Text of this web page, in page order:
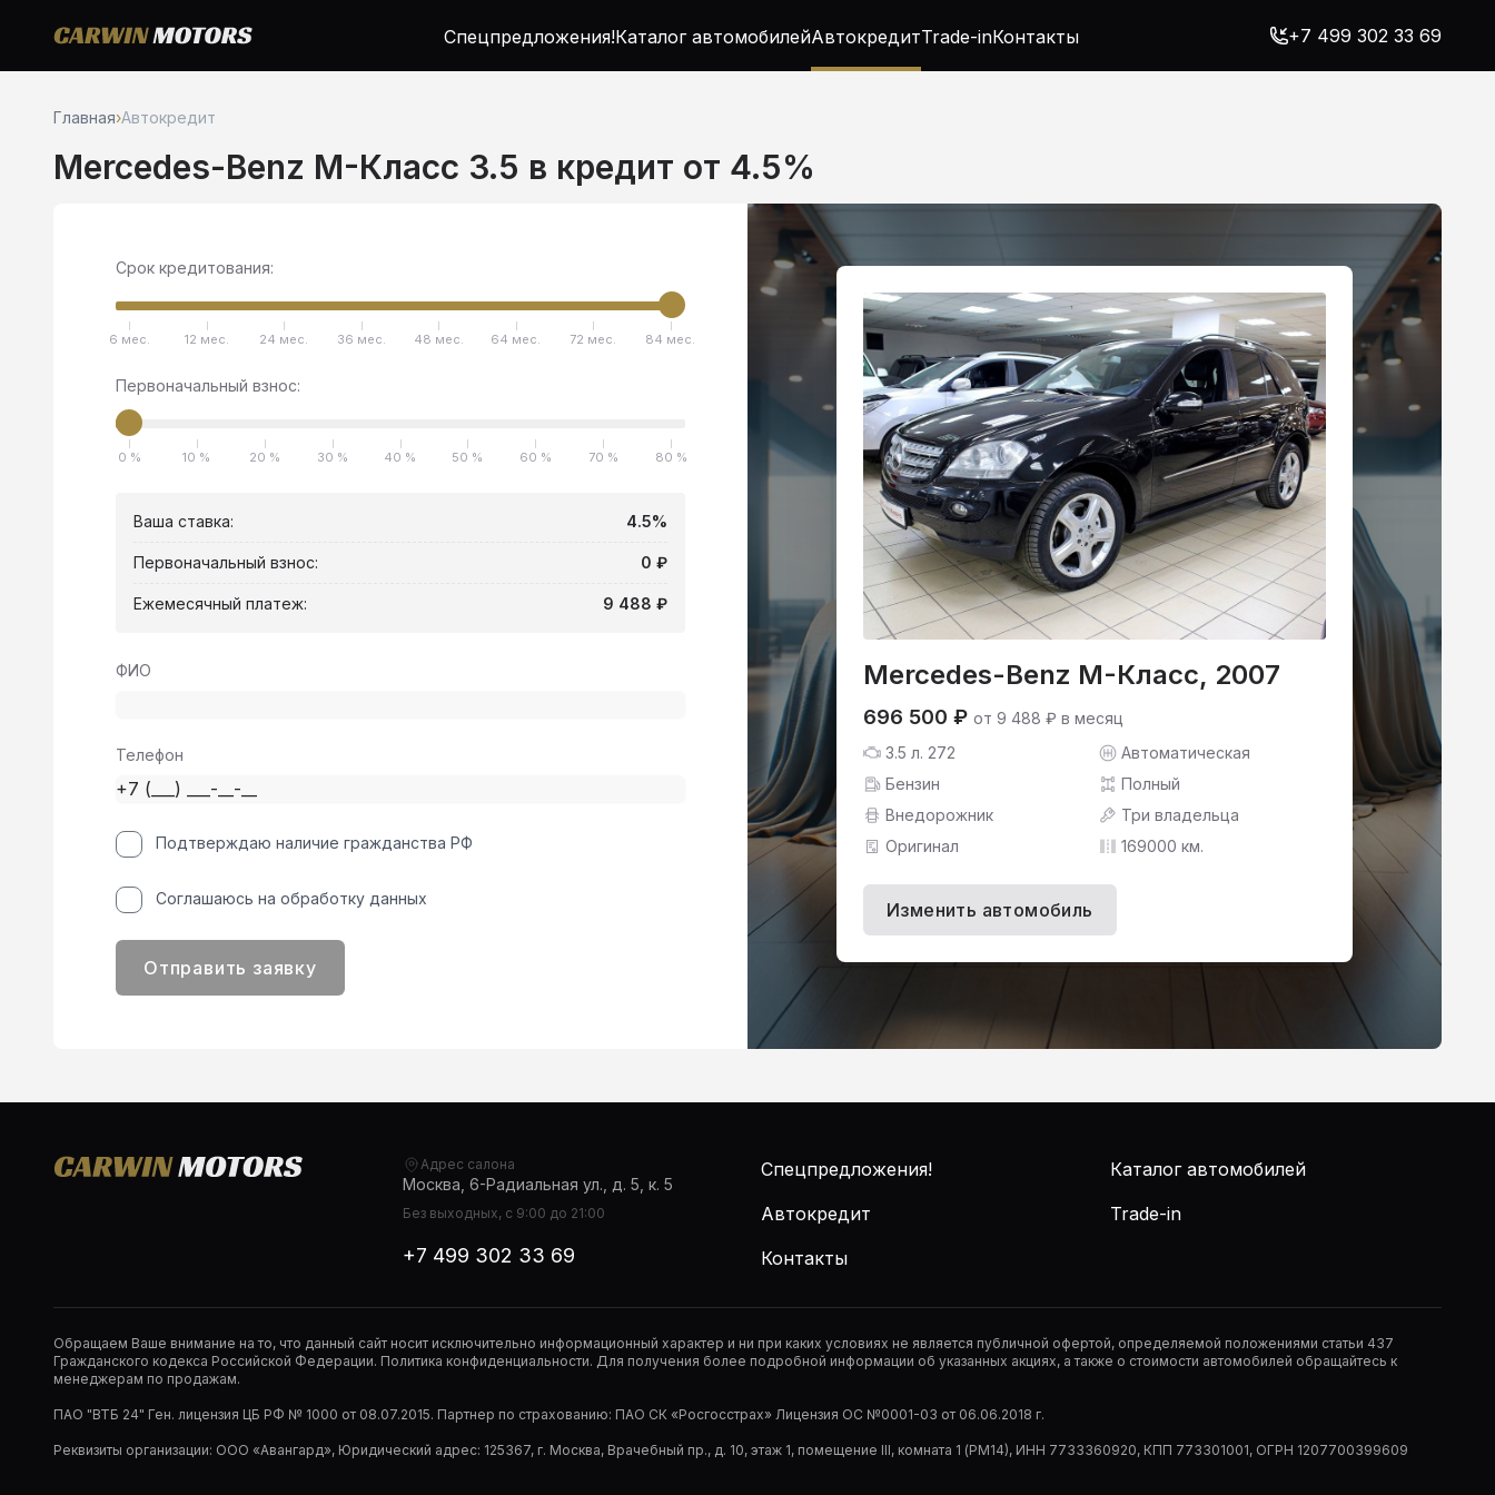
Спецпредложения!Каталог автомобилейАвтокредитTrade-inКонтакты +7 499 302 33 69
Главная›Автокредит
Mercedes-Benz M-Класс 3.5 в кредит от 4.5%
Mercedes-Benz M-Класс, 2007
696 500 ₽ от 9 488 ₽ в месяц
3.5 л. 272
Автоматическая
Бензин
Полный
Внедорожник
Три владельца
Оригинал
169000 км.
Изменить автомобиль
Срок кредитования:
6 мес. 12 мес. 24 мес. 36 мес. 48 мес. 64 мес. 72 мес. 84 мес.
Первоначальный взнос:
0 % 10 % 20 % 30 % 40 % 50 % 60 % 70 % 80 %
Ваша ставка: 4.5%
Первоначальный взнос: 0 ₽
Ежемесячный платеж: 9 488 ₽
ФИО
Телефон
Подтверждаю наличие гражданства РФ
Соглашаюсь на обработку данных
Отправить заявку
Адрес салона
Москва, 6-Радиальная ул., д. 5, к. 5
Без выходных, с 9:00 до 21:00
+7 499 302 33 69
Спецпредложения!
Каталог автомобилей
Автокредит
Trade-in
Контакты
Обращаем Ваше внимание на то, что данный сайт носит исключительно информационный характер и ни при каких условиях не является публичной офертой, определяемой положениями статьи 437
Гражданского кодекса Российской Федерации. Политика конфиденциальности. Для получения более подробной информации об указанных акциях, а также о стоимости автомобилей обращайтесь к
менеджерам по продажам.
ПАО "ВТБ 24" Ген. лицензия ЦБ РФ № 1000 от 08.07.2015. Партнер по страхованию: ПАО СК «Росгосстрах» Лицензия ОС №0001-03 от 06.06.2018 г.
Реквизиты организации: ООО «Авангард», Юридический адрес: 125367, г. Москва, Врачебный пр., д. 10, этаж 1, помещение III, комната 1 (РМ14), ИНН 7733360920, КПП 773301001, ОГРН 1207700399609